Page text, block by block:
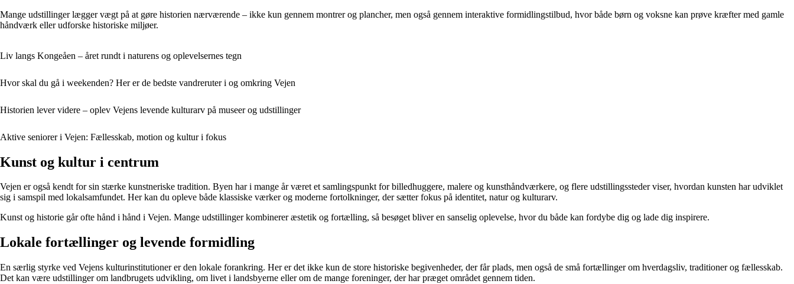
Mange udstillinger lægger vægt på at gøre historien nærværende – ikke kun gennem montrer og plancher, men også gennem interaktive formidlingstilbud, hvor både børn og voksne kan prøve kræfter med gamle
håndværk eller udforske historiske miljøer.
Liv langs Kongeåen – året rundt i naturens og oplevelsernes tegn
Hvor skal du gå i weekenden? Her er de bedste vandreruter i og omkring Vejen
Historien lever videre – oplev Vejens levende kulturarv på museer og udstillinger
Aktive seniorer i Vejen: Fællesskab, motion og kultur i fokus
Kunst og kultur i centrum
Vejen er også kendt for sin stærke kunstneriske tradition. Byen har i mange år været et samlingspunkt for billedhuggere, malere og kunsthåndværkere, og flere udstillingssteder viser, hvordan kunsten har udviklet
sig i samspil med lokalsamfundet. Her kan du opleve både klassiske værker og moderne fortolkninger, der sætter fokus på identitet, natur og kulturarv.
Kunst og historie går ofte hånd i hånd i Vejen. Mange udstillinger kombinerer æstetik og fortælling, så besøget bliver en sanselig oplevelse, hvor du både kan fordybe dig og lade dig inspirere.
Lokale fortællinger og levende formidling
En særlig styrke ved Vejens kulturinstitutioner er den lokale forankring. Her er det ikke kun de store historiske begivenheder, der får plads, men også de små fortællinger om hverdagsliv, traditioner og fællesskab.
Det kan være udstillinger om landbrugets udvikling, om livet i landsbyerne eller om de mange foreninger, der har præget området gennem tiden.